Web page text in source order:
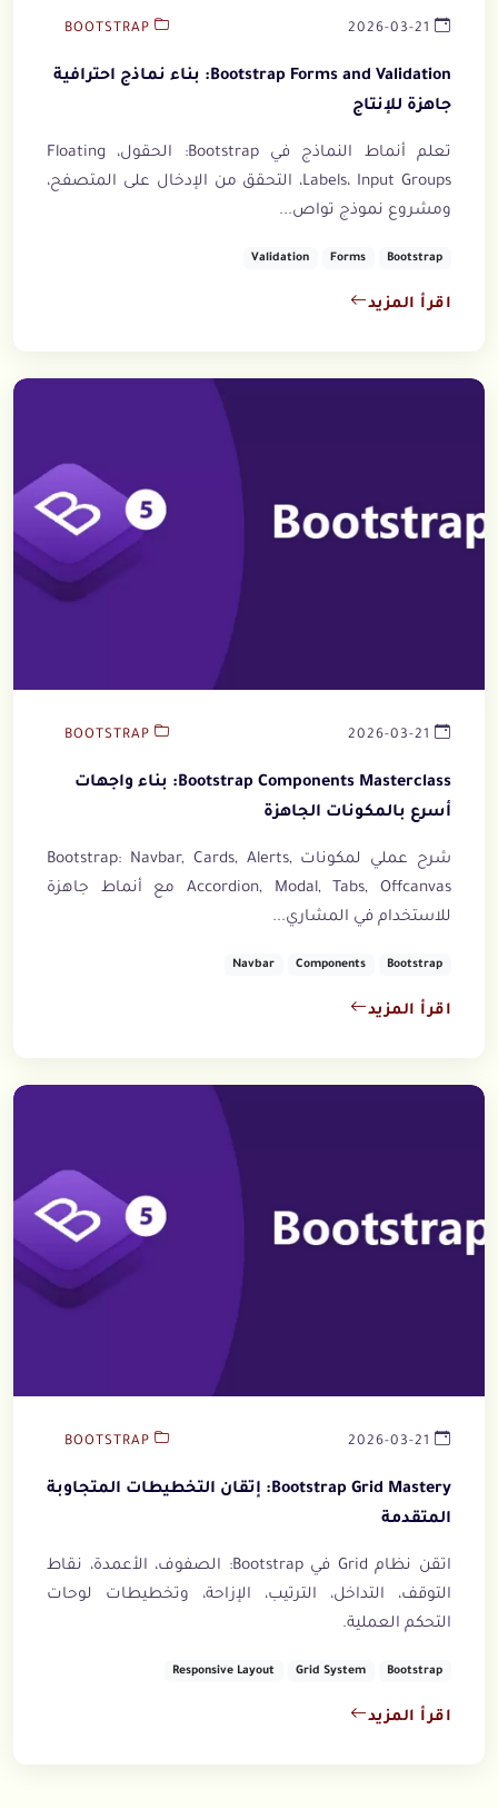
Bootstrap Forms and Validation: بناء نماذج احترافية
جاهزة للإنتاج
تعلم أنماط النماذج في Bootstrap: الحقول، Floating
Labels، Input Groups، التحقق من الإدخال على المتصفح،
ومشروع نموذج تواص...
Bootstrap
Forms
Validation
اقرأ المزيد
Bootstrap Components Masterclass: بناء واجهات
أسرع بالمكونات الجاهزة
شرح عملي لمكونات Bootstrap: Navbar, Cards, Alerts,
Accordion, Modal, Tabs, Offcanvas مع أنماط جاهزة
للاستخدام في المشاري...
Bootstrap
Components
Navbar
اقرأ المزيد
Bootstrap Grid Mastery: إتقان التخطيطات المتجاوبة
المتقدمة
اتقن نظام Grid في Bootstrap: الصفوف، الأعمدة، نقاط
التوقف، التداخل، الترتيب، الإزاحة، وتخطيطات لوحات
التحكم العملية.
Bootstrap
Grid System
Responsive Layout
اقرأ المزيد